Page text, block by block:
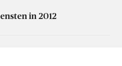
in 2012